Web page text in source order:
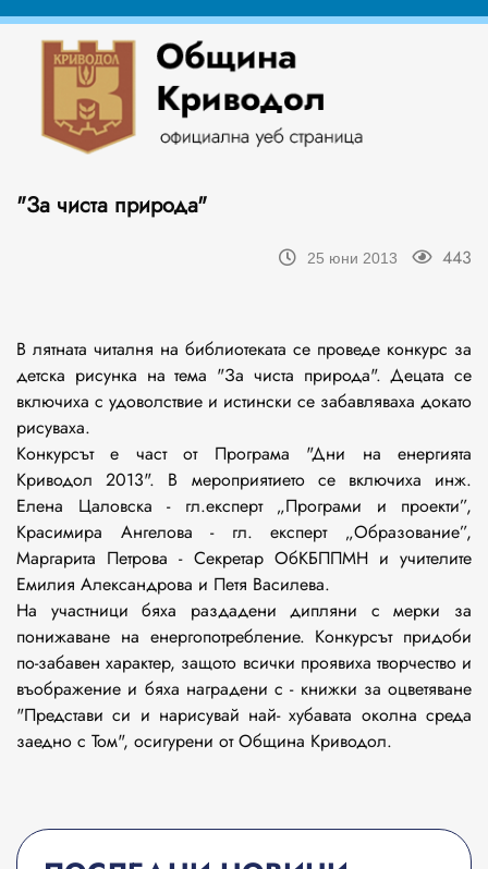
"За чиста природа"
25 юни 2013 443
В лятната читалня на библиотеката се проведе конкурс за
детска рисунка на тема "За чиста природа". Децата се
включиха с удоволствие и истински се забавляваха докато
рисуваха.
Конкурсът е част от Програма "Дни на енергията
Криводол 2013". В мероприятието се включиха инж.
Елена Цаловска - гл.експерт „Програми и проекти”,
Красимира Ангелова - гл. експерт „Образование”,
Маргарита Петрова - Секретар ОбКБППМН и учителите
Емилия Александрова и Петя Василева.
На участници бяха раздадени дипляни с мерки за
понижаване на енергопотребление. Конкурсът придоби
по-забавен характер, защото всички проявиха творчество и
въображение и бяха наградени с - книжки за оцветяване
"Представи си и нарисувай най- хубавата околна среда
заедно с Том", осигурени от Община Криводол.